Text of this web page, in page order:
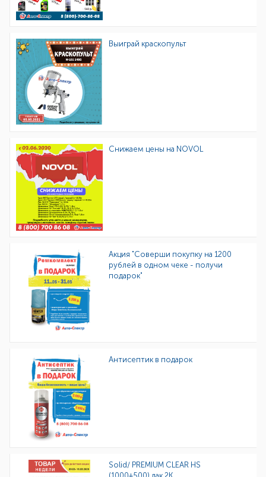
Выиграй краскопульт
Снижаем цены на NOVOL
Акция "Соверши покупку на 1200
рублей в одном чеке - получи
подарок"
Антисептик в подарок
Solid/ PREMIUM CLEAR HS